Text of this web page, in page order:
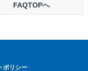
FAQTOPへ
ポリシー